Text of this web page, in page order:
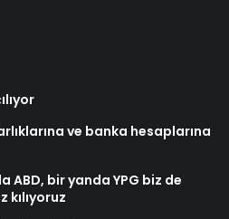
ve banka hesaplarına
ABD, bir yanda YPG biz de
kılıyoruz